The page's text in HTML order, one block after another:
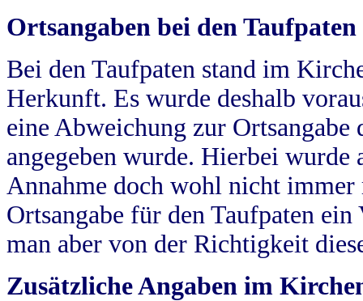
Ortsangaben bei den Taufpaten
Bei den Taufpaten stand im
Herkunft. Es wurde deshalb
eine Abweichung zur
angegeben wurde. Hierbei wurde
Annahme doch wohl nicht
Ortsangabe für den Taufpaten
man aber von der Richtigkeit
Zusätzliche Angaben im